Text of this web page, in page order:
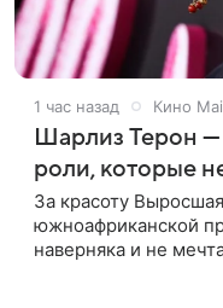
1 час назад Кино
Шарлиз Терон —
роли, которые
За красоту
южноафриканской
наверняка и не